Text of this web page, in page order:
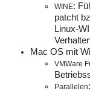
WINE:
patcht
Linux-
Mac OS mit
VMWare
Parallelen